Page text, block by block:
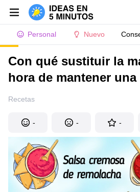
Personal Nuevo
Con qué sustituir la
hora de mantener una
Recetas
- - -